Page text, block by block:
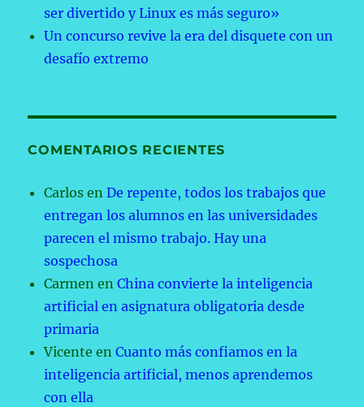
ser divertido y Linux es más seguro»
Un concurso revive la era del disquete con un
desafío extremo
COMENTARIOS RECIENTES
Carlos enDe repente, todos los trabajos que
entregan los alumnos en las universidades
parecen el mismo trabajo. Hay una
sospechosa
Carmen enChina convierte la inteligencia
artificial en asignatura obligatoria desde
primaria
Vicente enCuanto más confiamos en la
inteligencia artificial, menos aprendemos
con ella